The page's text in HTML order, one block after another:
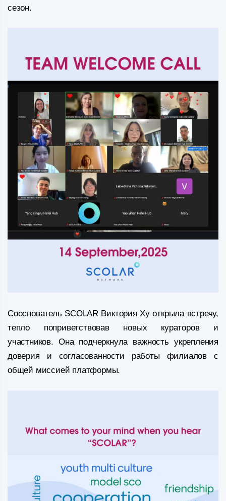
сезон.
Сооснователь SCOLAR Виктория Ху открыла встречу,
тепло поприветствовав новых кураторов и
участников. Она подчеркнула важность укрепления
доверия и согласованности работы филиалов с
общей миссией платформы.